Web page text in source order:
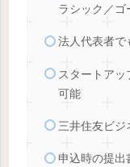
ラシック／ゴ
法人代表者で
スタートア
可能
三井住友ビジ
申込時の提出